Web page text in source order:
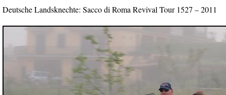
Deutsche Landsknechte: Sacco di Roma Revival Tour 1527 – 2011